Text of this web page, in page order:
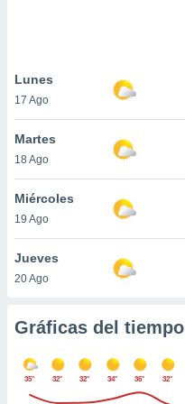
únicos
similares
como
IP
de
traten tus
a lo que
Para
Lunes
17 Ago
Martes
18 Ago
Miércoles
19 Ago
Jueves
20 Ago
Gráficas del tiempo
35° 32° 32° 34° 36° 32°